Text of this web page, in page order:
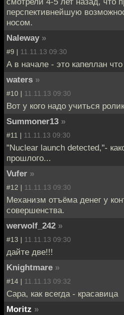
перспективнейшую
носом.
Naleway »
#9 | 11.11.13 09:30
А в начале - это капеллан
waters »
#10 | 11.11.13 09:30
Вот у кого надо учиться
Summoner13 »
#11 | 11.11.13 09:30
"Nuclear launch detected,"-
прошлого...
Vufer »
#12 | 11.11.13 09:30
Механизм отъёма денег у
совершенства.
werwolf_242 »
#13 | 11.11.13 09:30
дайте две!!!
Knightmare »
#14 | 11.11.13 09:32
Сара, как всегда - красавица
Moritz »